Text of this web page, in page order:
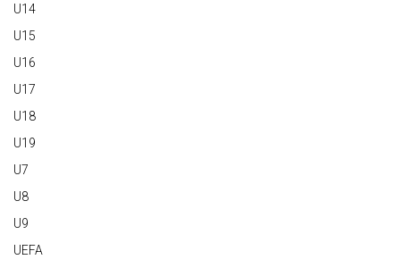
U14
U15
U16
U17
U18
U19
U7
U8
U9
UEFA